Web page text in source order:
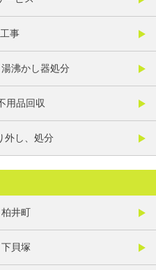
事
沸かし器処分
用品回収
外し、処分
井町
貝塚